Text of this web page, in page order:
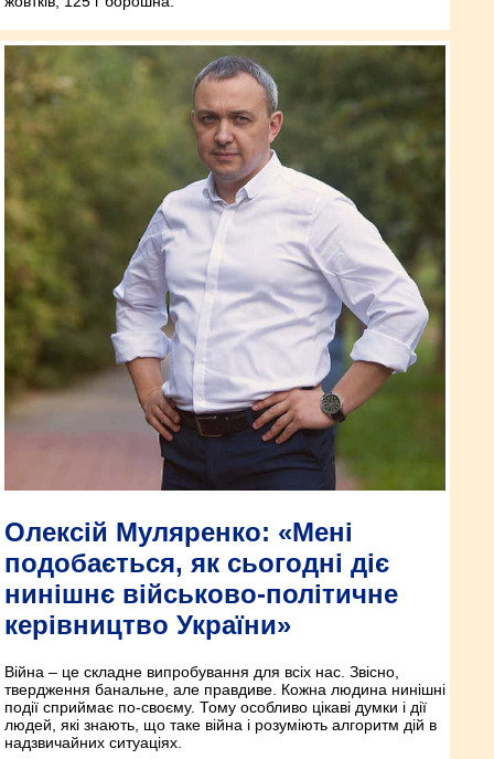
Олексій Муляренко: «Мені
подобається, як сьогодні діє
нинішнє військово-політичне
керівництво України»
Війна – це складне випробування для всіх нас. Звісно,
твердження банальне, але правдиве. Кожна людина нинішні
події сприймає по-своєму. Тому особливо цікаві думки і дії
людей, які знають, що таке війна і розуміють алгоритм дій в
надзвичайних ситуаціях.